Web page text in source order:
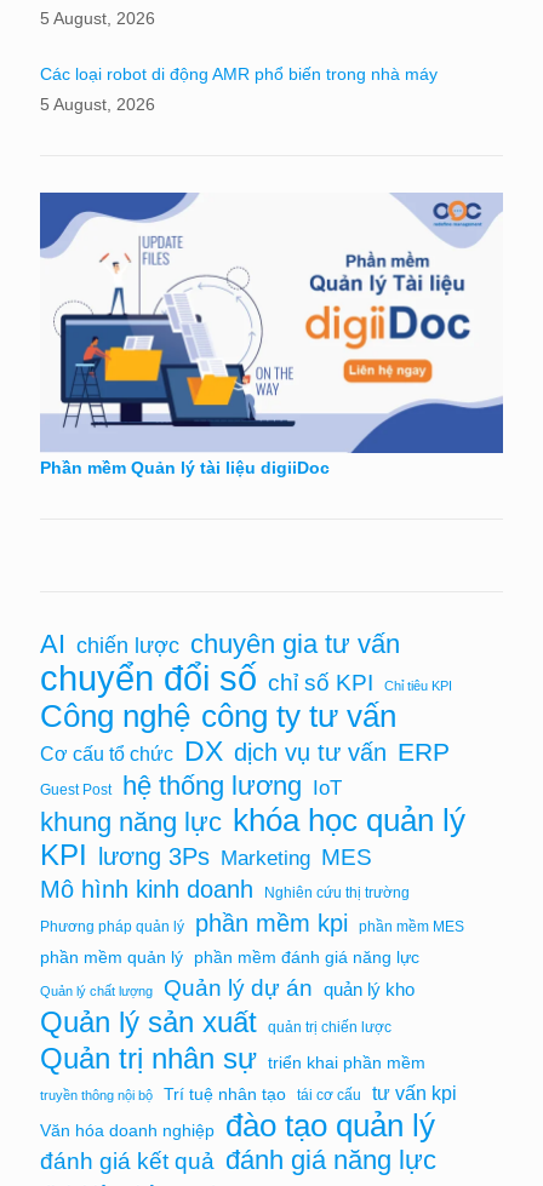
5 August, 2026
Các loại robot di động AMR phổ biến trong nhà máy
5 August, 2026
Phần mềm Quản lý tài liệu digiiDoc
AI chiến lược chuyên gia tư vấn
chuyển đổi số chỉ số KPI Chỉ tiêu KPI
Công nghệ công ty tư vấn
Cơ cấu tổ chức DX dịch vụ tư vấn ERP
Guest Post hệ thống lương IoT
khung năng lực khóa học quản lý
KPI lương 3Ps Marketing MES
Mô hình kinh doanh
Nghiên cứu thị trường
Phương pháp quản lý
phần mềm kpi phần mềm MES
phần mềm quản lý phần mềm đánh giá năng lực
Quản lý chất lượng Quản lý dự án quản lý kho
Quản lý sản xuất quản trị chiến lược
Quản trị nhân sự triển khai phần mềm
truyền thông nội bộ Trí tuệ nhân tạo tái cơ cấu tư vấn kpi
Văn hóa doanh nghiệp đào tạo quản lý
đánh giá kết quả đánh giá năng lực